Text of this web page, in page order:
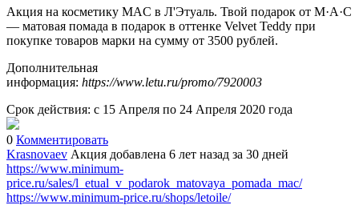
Акция на косметику MAC в Л'Этуаль. Твой подарок от M·A·C
— матовая помада в подарок в оттенке Velvet Teddy при
покупке товаров марки на сумму от 3500 рублей.
Дополнительная
информация: https://www.letu.ru/promo/7920003
Срок действия: с 15 Апреля по 24 Апреля 2020 года
0 Комментировать
Krasnovaev Акция добавлена 6 лет назад за 30 дней
https://www.minimum-
price.ru/sales/l_etual_v_podarok_matovaya_pomada_mac/
https://www.minimum-price.ru/shops/letoile/